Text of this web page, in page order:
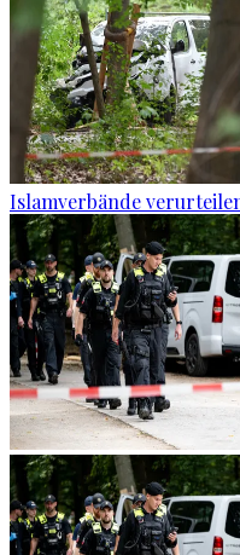
Islamverbände